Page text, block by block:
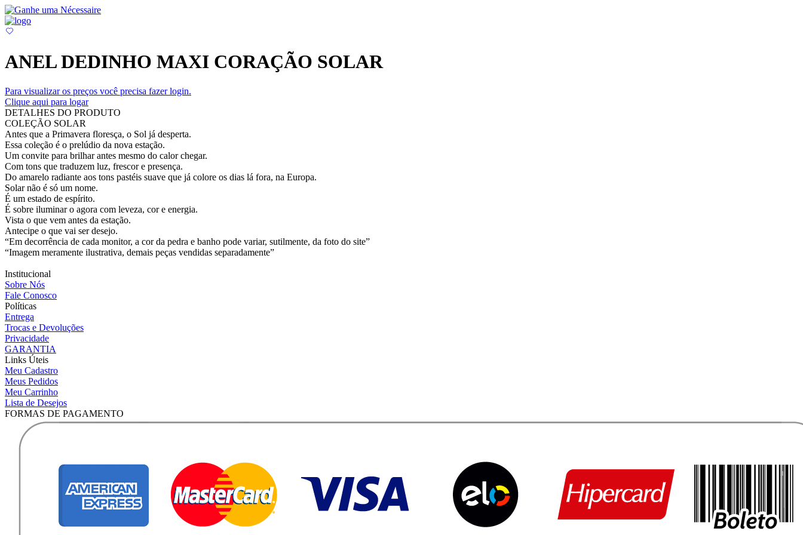
ANEL DEDINHO MAXI CORAÇÃO SOLAR
Para visualizar os preços você precisa fazer login.
Clique aqui para logar
DETALHES DO PRODUTO
COLEÇÃO SOLAR
Antes que a Primavera floresça, o Sol já desperta.
Essa coleção é o prelúdio da nova estação.
Um convite para brilhar antes mesmo do calor chegar.
Com tons que traduzem luz, frescor e presença.
Do amarelo radiante aos tons pastéis suave que já colore os dias lá fora, na Europa.
Solar não é só um nome.
É um estado de espírito.
É sobre iluminar o agora com leveza, cor e energia.
Vista o que vem antes da estação.
Antecipe o que vai ser desejo.
“Em decorrência de cada monitor, a cor da pedra e banho pode variar, sutilmente, da foto do site”
“Imagem meramente ilustrativa, demais peças vendidas separadamente”
Institucional
Sobre Nós
Fale Conosco
Políticas
Entrega
Trocas e Devoluções
Privacidade
GARANTIA
Links Úteis
Meu Cadastro
Meus Pedidos
Meu Carrinho
Lista de Desejos
FORMAS DE PAGAMENTO